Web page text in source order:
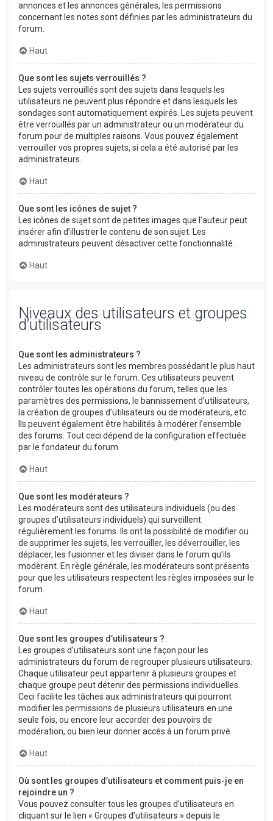
annonces et les annonces générales, les permissions
concernant les notes sont définies par les administrateurs du
forum.
Haut
Que sont les sujets verrouillés ?
Les sujets verrouillés sont des sujets dans lesquels les
utilisateurs ne peuvent plus répondre et dans lesquels les
sondages sont automatiquement expirés. Les sujets peuvent
être verrouillés par un administrateur ou un modérateur du
forum pour de multiples raisons. Vous pouvez également
verrouiller vos propres sujets, si cela a été autorisé par les
administrateurs.
Haut
Que sont les icônes de sujet ?
Les icônes de sujet sont de petites images que l’auteur peut
insérer afin d’illustrer le contenu de son sujet. Les
administrateurs peuvent désactiver cette fonctionnalité.
Haut
Niveaux des utilisateurs et groupes
d’utilisateurs
Que sont les administrateurs ?
Les administrateurs sont les membres possédant le plus haut
niveau de contrôle sur le forum. Ces utilisateurs peuvent
contrôler toutes les opérations du forum, telles que les
paramètres des permissions, le bannissement d’utilisateurs,
la création de groupes d’utilisateurs ou de modérateurs, etc.
Ils peuvent également être habilités à modérer l’ensemble
des forums. Tout ceci dépend de la configuration effectuée
par le fondateur du forum.
Haut
Que sont les modérateurs ?
Les modérateurs sont des utilisateurs individuels (ou des
groupes d’utilisateurs individuels) qui surveillent
régulièrement les forums. Ils ont la possibilité de modifier ou
de supprimer les sujets, les verrouiller, les déverrouiller, les
déplacer, les fusionner et les diviser dans le forum qu’ils
modèrent. En règle générale, les modérateurs sont présents
pour que les utilisateurs respectent les règles imposées sur le
forum.
Haut
Que sont les groupes d’utilisateurs ?
Les groupes d’utilisateurs sont une façon pour les
administrateurs du forum de regrouper plusieurs utilisateurs.
Chaque utilisateur peut appartenir à plusieurs groupes et
chaque groupe peut détenir des permissions individuelles.
Ceci facilite les tâches aux administrateurs qui pourront
modifier les permissions de plusieurs utilisateurs en une
seule fois, ou encore leur accorder des pouvoirs de
modération, ou bien leur donner accès à un forum privé.
Haut
Où sont les groupes d’utilisateurs et comment puis-je en
rejoindre un ?
Vous pouvez consulter tous les groupes d’utilisateurs en
cliquant sur le lien « Groupes d’utilisateurs » depuis le